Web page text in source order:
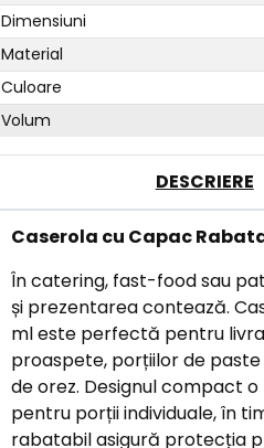
Dimensiuni
Material
Culoare
Volum
DESCRIERE
Caserola cu Capac
În catering, fast-food sau
și prezentarea contează.
ml este perfectă pentru
proaspete, porțiilor de
de orez. Designul compact
pentru porții individuale, în
rabatabil asigură protecția